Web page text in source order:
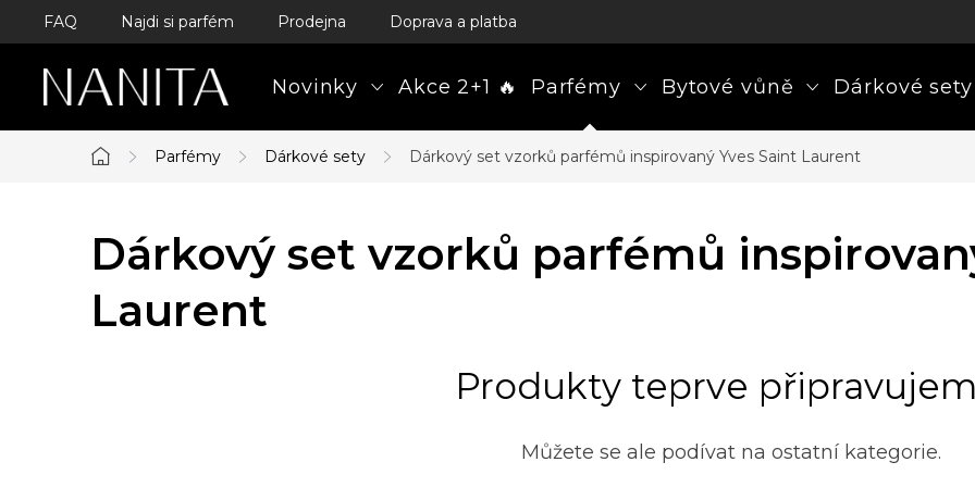
Přejít
obsah
FAQ Najdi si parfém Prodejna Doprava a platba
Novinky Akce 2+1 🔥 Parfémy Bytové vůně Dárkové sety
Domů
Parfémy Dárkové sety Dárkový set vzorků parfémů inspirovaný Yves Saint Laurent
Dárkový set vzorků parfémů
Laurent
Produkty teprve
Můžete se ale podívat na ostatní kategorie.